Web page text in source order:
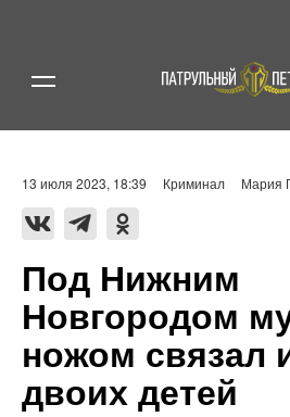
13 июля 2023, 18:39 Криминал Мария
Под Нижним
Новгородом
ножом связал
двоих детей